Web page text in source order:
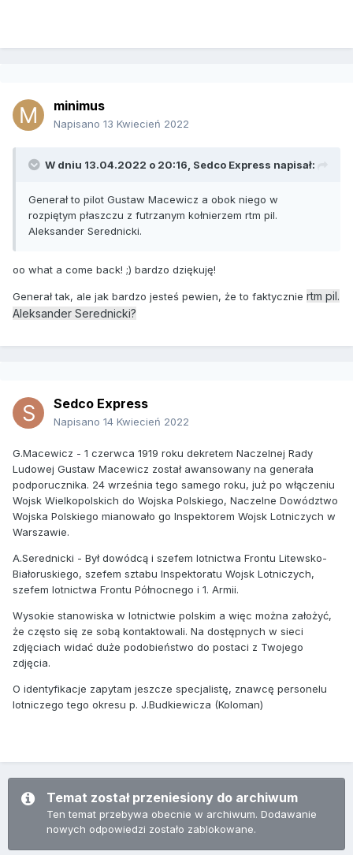
minimus
Napisano 13 Kwiecień 2022
W dniu 13.04.2022 o 20:16, Sedco Express napisał:
Generał to pilot Gustaw Macewicz a obok niego w
rozpiętym płaszczu z futrzanym kołnierzem rtm pil.
Aleksander Serednicki.
oo what a come back! ;) bardzo dziękuję!
Generał tak, ale jak bardzo jesteś pewien, że to faktycznie rtm pil.
Aleksander Serednicki?
Sedco Express
Napisano 14 Kwiecień 2022
G.Macewicz - 1 czerwca 1919 roku dekretem Naczelnej Rady
Ludowej Gustaw Macewicz został awansowany na generała
podporucznika. 24 września tego samego roku, już po włączeniu
Wojsk Wielkopolskich do Wojska Polskiego, Naczelne Dowództwo
Wojska Polskiego mianowało go Inspektorem Wojsk Lotniczych w
Warszawie.
A.Serednicki - Był dowódcą i szefem lotnictwa Frontu Litewsko-
Białoruskiego, szefem sztabu Inspektoratu Wojsk Lotniczych,
szefem lotnictwa Frontu Północnego i 1. Armii.
Wysokie stanowiska w lotnictwie polskim a więc można założyć,
że często się ze sobą kontaktowali. Na dostępnych w sieci
zdjęciach widać duże podobieństwo do postaci z Twojego
zdjęcia.
O identyfikacje zapytam jeszcze specjalistę, znawcę personelu
lotniczego tego okresu p. J.Budkiewicza (Koloman)
Temat został przeniesiony do archiwum
Ten temat przebywa obecnie w archiwum. Dodawanie
nowych odpowiedzi zostało zablokowane.